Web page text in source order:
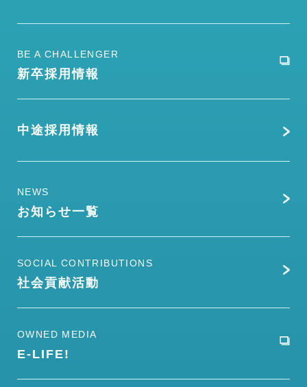
BE A CHALLENGER
新卒採用情報
中途採用情報
NEWS
お知らせ一覧
SOCIAL CONTRIBUTIONS
社会貢献活動
OWNED MEDIA
E-LIFE!